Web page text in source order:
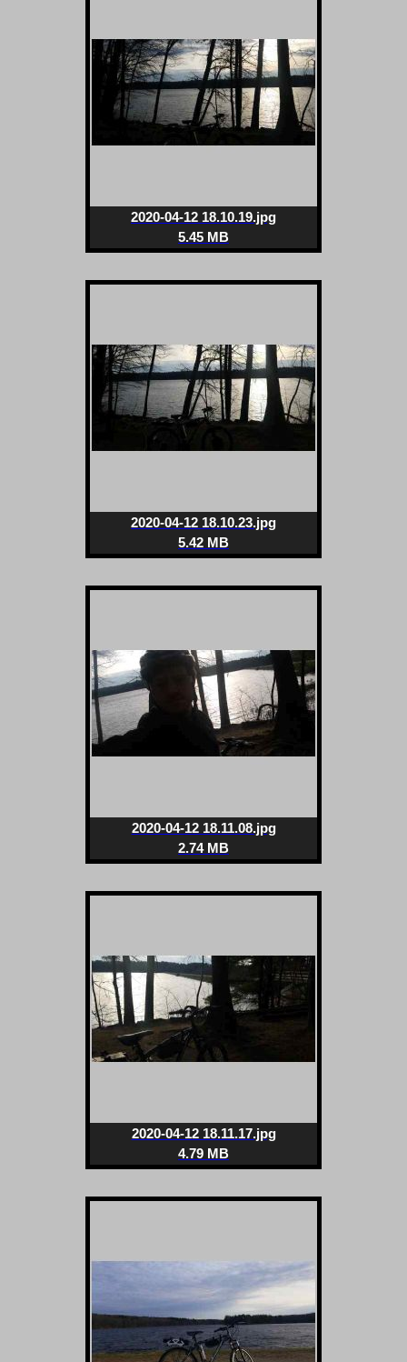
2020-04-12 18.10.19.jpg
5.45 MB
2020-04-12 18.10.23.jpg
5.42 MB
2020-04-12 18.11.08.jpg
2.74 MB
2020-04-12 18.11.17.jpg
4.79 MB